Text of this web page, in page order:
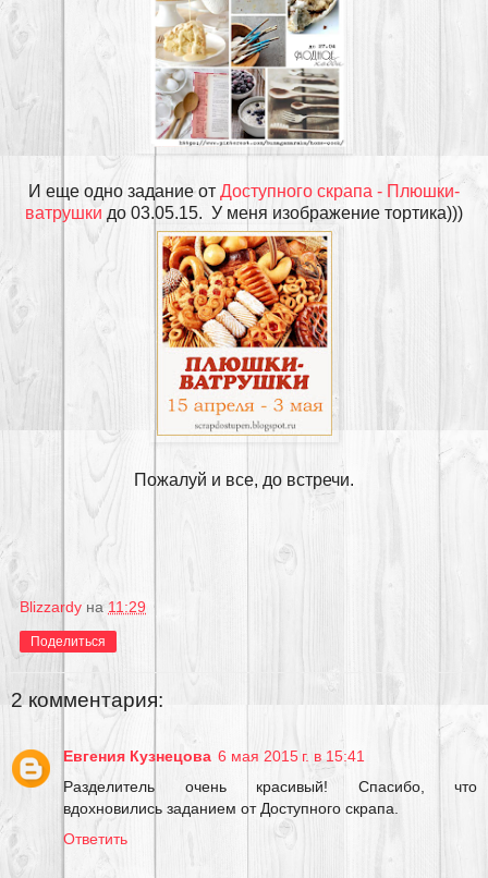
И еще одно задание от Доступного скрапа - Плюшки-
ватрушки до 03.05.15. У меня изображение тортика)))
Пожалуй и все, до встречи.
Blizzardy на 11:29
Поделиться
2 комментария:
Евгения Кузнецова 6 мая 2015 г. в 15:41
Разделитель очень красивый! Спасибо, что
вдохновились заданием от Доступного скрапа.
Ответить